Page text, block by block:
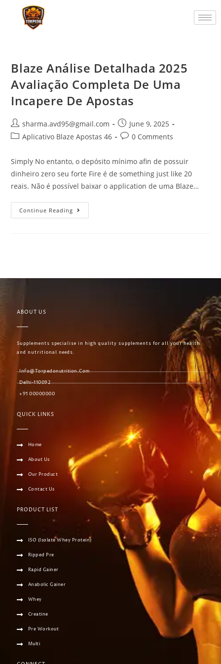
Blaze Análise Detalhada 2025
Avaliação Completa De Uma
Incapere De Apostas
sharma.avd95@gmail.com
June 9, 2025
Aplicativo Blaze Apostas 46
0 Comments
Simply No entanto, o depósito mínimo afin de possuir
dinheiro zero seu forte Fire é de something just like 20
reais. Não é possível baixar o application de uma Blaze…
Continue Reading
ABOUT US
Supplements specialise in high quality supplements for all your health
and nutritional needs.
Info@torpedonutrition.com
Delhi-110092
+91 00000000
QUICK LINKS
Home
About Us
Our Product
Contact Us
PRODUCT LIST
ISO (Isolate Whey Protein)
Ripped Pre
Rapid Gainer
Anabolic Gainer
Whey
Creatine
Pre Workout
Multi